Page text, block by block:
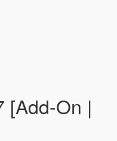
[Add-On |